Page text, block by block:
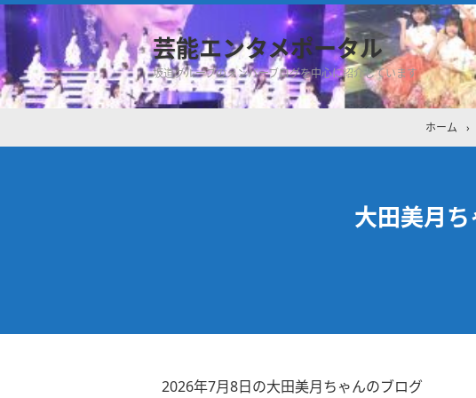
芸能エンタメポータル
坂道グループのメンバーブログを中心に紹介しています
ホーム ›
大田美月
2026年7月8日の大田美月ちゃんのブログ